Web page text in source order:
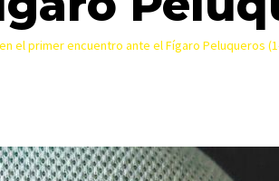
el primer encuentro ante el Fígaro Peluqueros